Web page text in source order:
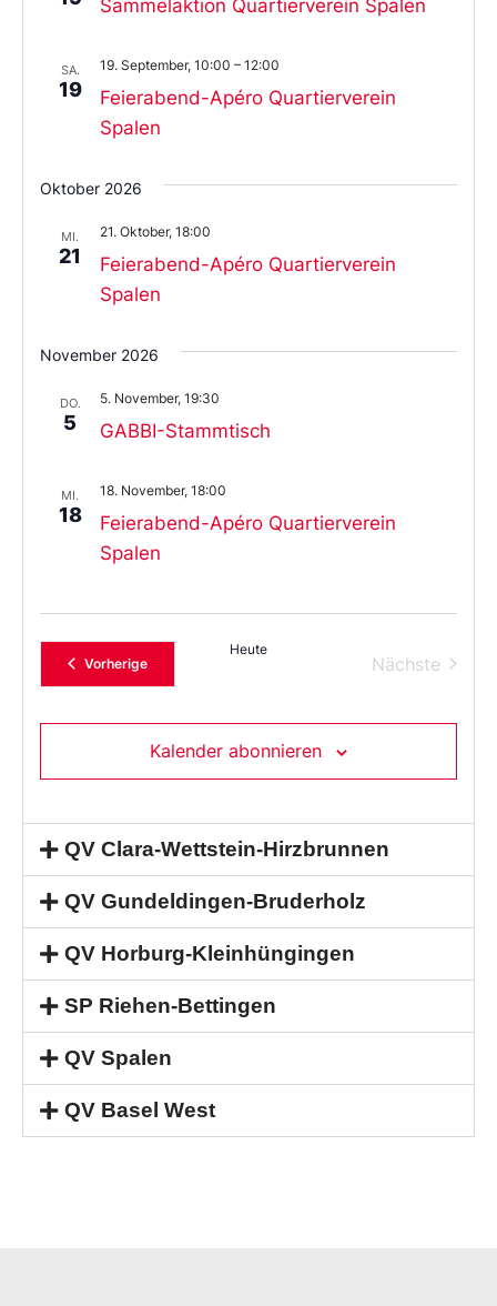
Sammelaktion Quartierverein Spalen
SA.
19
Feierabend-Apéro Quartierverein
Spalen
19. September, 10:00 – 12:00
Oktober 2026
MI.
21
Feierabend-Apéro Quartierverein
Spalen
21. Oktober, 18:00
November 2026
DO.
5 GABBI-Stammtisch
5. November, 19:30
MI.
18
Feierabend-Apéro Quartierverein
Spalen
18. November, 18:00
VorherigeVeranstaltungen
Heute
Nächste
Kalender abonnieren
QV Clara-Wettstein-Hirzbrunnen
QV Gundeldingen-Bruderholz
QV Horburg-Kleinhüngingen
SP Riehen-Bettingen
QV Spalen
QV Basel West